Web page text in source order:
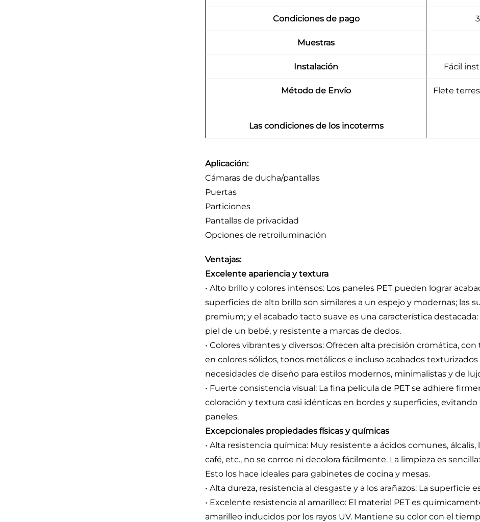
Condiciones de pago
Muestras
Instalación Fácil
Método de Envío
Flete
Las condiciones de los incoterms
Aplicación:
Cámaras de ducha/pantallas
Puertas
Particiones
Pantallas de privacidad
Opciones de retroiluminación
Ventajas:
Excelente apariencia y textura
• Alto brillo y colores intensos: Los paneles PET pueden lograr
superficies de alto brillo son similares a un espejo y modernas; las
premium; y el acabado tacto suave es una característica
piel de un bebé, y resistente a marcas de dedos.
• Colores vibrantes y diversos: Ofrecen alta precisión cromática,
en colores sólidos, tonos metálicos e incluso acabados texturizados
necesidades de diseño para estilos modernos, minimalistas y de
• Fuerte consistencia visual: La fina película de PET se adhiere
coloración y textura casi idénticas en bordes y superficies,
paneles.
Excepcionales propiedades físicas y químicas
• Alta resistencia química: Muy resistente a ácidos comunes,
café, etc., no se corroe ni decolora fácilmente. La limpieza es
Esto los hace ideales para gabinetes de cocina y mesas.
• Alta dureza, resistencia al desgaste y a los arañazos: La superficie
• Excelente resistencia al amarilleo: El material PET es
amarilleo inducidos por los rayos UV. Mantiene su color con el